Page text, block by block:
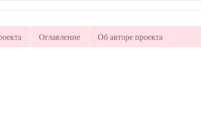
Оглавление Об авторе проекта